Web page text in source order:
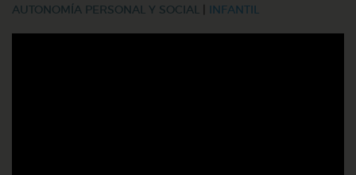
AUTONOMÍA PERSONAL Y SOCIAL INFANTIL